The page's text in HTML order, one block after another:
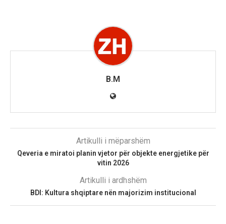
B.M
Artikulli i mëparshëm
Qeveria e miratoi planin vjetor për objekte energjetike për
vitin 2026
Artikulli i ardhshëm
BDI: Kultura shqiptare nën majorizim institucional